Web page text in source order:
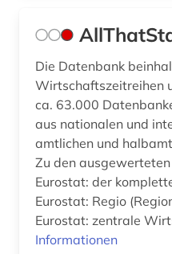
forschung (2)
forschungdaten (1)
fusion (1)
Die Datenbank
Wirtschaftszeitreihen
ca. 63.000
aus nationalen und
amtlichen und
Zu den
Eurostat: der
Eurostat: Regio
Eurostat: zentrale
Informationen